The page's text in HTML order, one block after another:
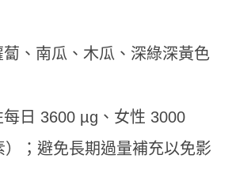
蔔、南瓜、木瓜、深綠深黃色
每日 3600 µg、女性 3000
；避免長期過量補充以免影